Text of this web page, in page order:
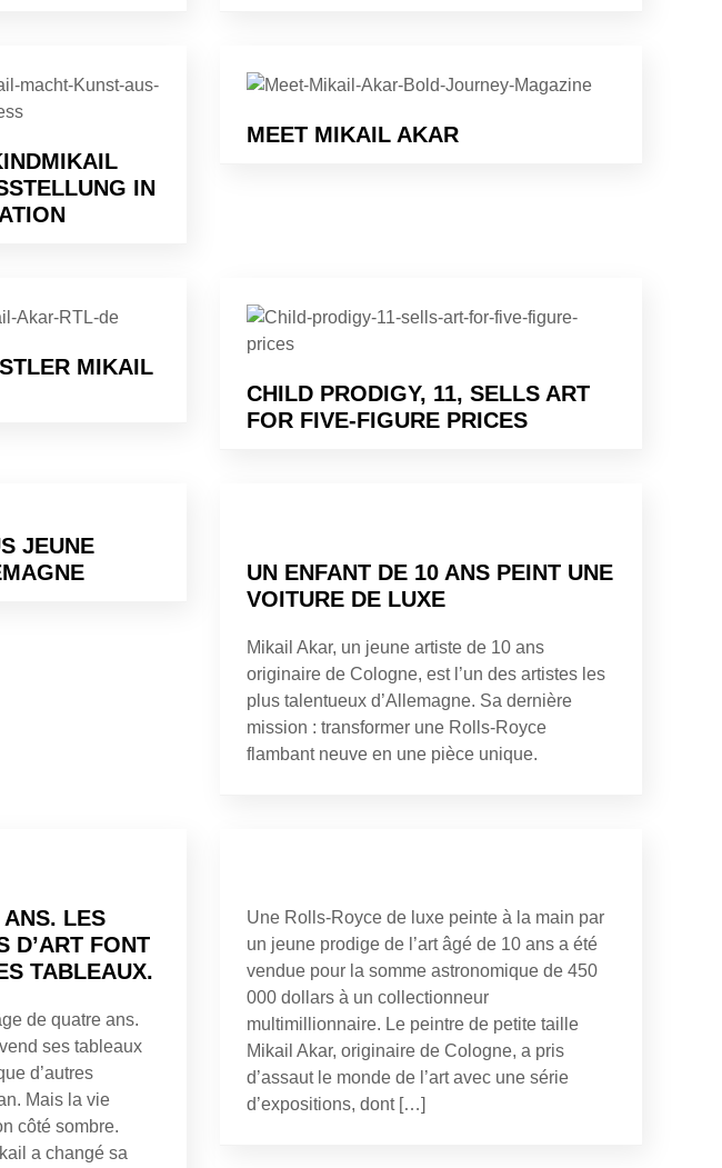
IN
MEET MIKAIL AKAR
MIKAIL
CHILD PRODIGY, 11, SELLS ART
FOR FIVE-FIGURE PRICES
JEUNE
UN ENFANT DE 10 ANS PEINT UNE
VOITURE DE LUXE
Mikail Akar, un jeune artiste de 10 ans
originaire de Cologne, est l’un des artistes les
plus talentueux d’Allemagne. Sa dernière
mission : transformer une Rolls-Royce
flambant neuve en une pièce unique.
LES
D’ART FONT
TABLEAUX.
de quatre ans.
ses tableaux
d’autres
Mais la vie
côté sombre.
a changé sa
Une Rolls-Royce de luxe peinte à la main par
un jeune prodige de l’art âgé de 10 ans a été
vendue pour la somme astronomique de 450
000 dollars à un collectionneur
multimillionnaire. Le peintre de petite taille
Mikail Akar, originaire de Cologne, a pris
d’assaut le monde de l’art avec une série
d’expositions, dont […]